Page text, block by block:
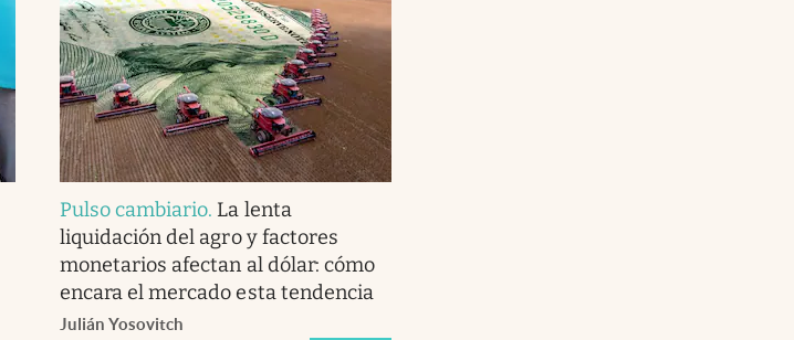
Pulso cambiario. La lenta
liquidación del agro y factores
monetarios afectan al dólar: cómo
encara el mercado esta tendencia
Julián Yosovitch